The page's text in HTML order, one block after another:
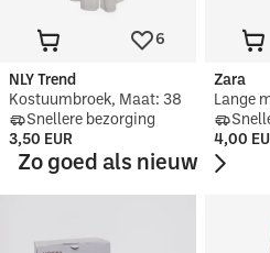
6
NLY Trend
Kostuumbroek, Maat: 38
Snellere bezorging
3,50 EUR
Zara
4,00
Zo goed als nieuw